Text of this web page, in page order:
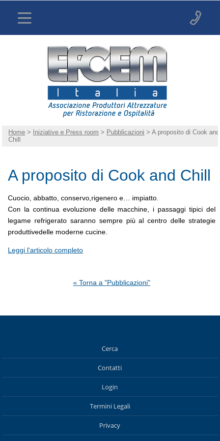
Home > Iniziative e Press room > Pubblicazioni > A proposito di Cook and
Chill
A proposito di Cook and Chill
Cuocio, abbatto, conservo,rigenero e… impiatto.
Con la continua evoluzione delle macchine, i passaggi tipici del
legame refrigerato saranno sempre più al centro delle strategie
produttivedelle moderne cucine.
Leggi l'articolo completo
« Torna a "Pubblicazioni"
Cerca
Contatti
Login
Termini Legali
Privacy